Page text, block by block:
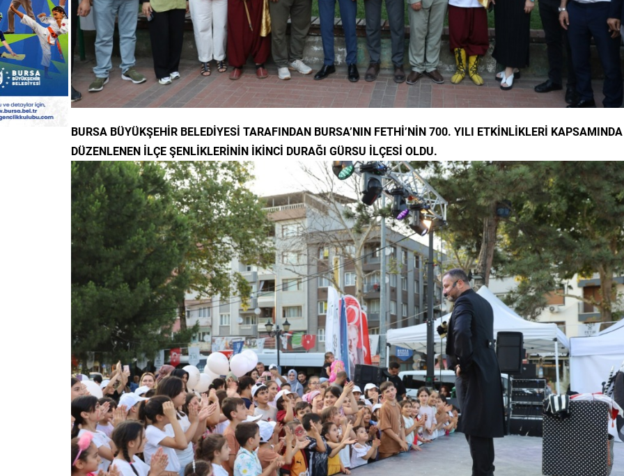
BURSA BÜYÜKŞEHİR BELEDİYESİ TARAFINDAN BURSA’NIN FETHİ’NİN 700. YILI ETKİNLİKLERİ KAPSAMINDA
DÜZENLENEN İLÇE ŞENLİKLERİNİN İKİNCİ DURAĞI GÜRSU İLÇESİ OLDU.